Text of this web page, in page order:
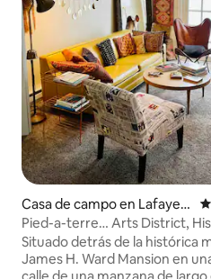
Casa de campo en Lafayett
e
Pied-a-terre… Arts District,
y Purdue
Situado detrás de la histórica
James H. Ward Mansion en